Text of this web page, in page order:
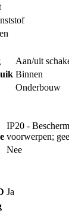
Aan/uit
Binnen
Onderbouw
IP20 -
voorwerpen;
Nee
Ja